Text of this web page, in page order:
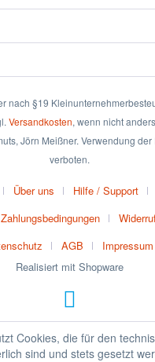
nach §19
Versandkosten, wenn nicht
Jörn Meißner. Verwendung der
verboten.
Über uns Hilfe / Support
AGB
Impressum
Realisiert mit Shopware
Cookies, die für den
sind und stets gesetzt